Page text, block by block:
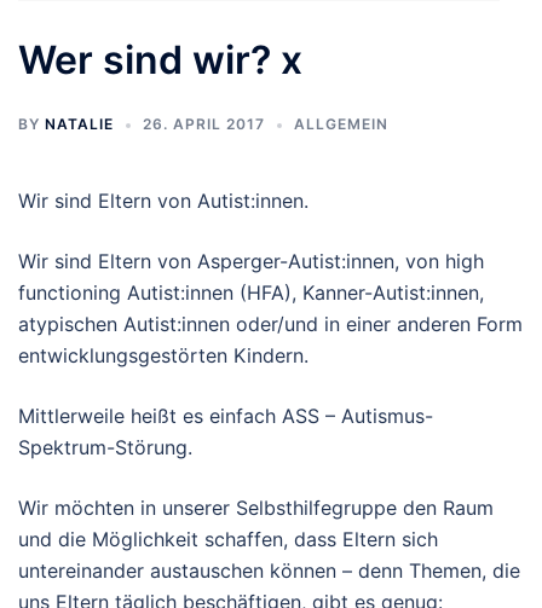
Wer sind wir? x
BY NATALIE 26. APRIL 2017 ALLGEMEIN
Wir sind Eltern von Autist:innen.
Wir sind Eltern von Asperger-Autist:innen, von high
functioning Autist:innen (HFA), Kanner-Autist:innen,
atypischen Autist:innen oder/und in einer anderen Form
entwicklungsgestörten Kindern.
Mittlerweile heißt es einfach ASS – Autismus-
Spektrum-Störung.
Wir möchten in unserer Selbsthilfegruppe den Raum
und die Möglichkeit schaffen, dass Eltern sich
untereinander austauschen können – denn Themen, die
uns Eltern täglich beschäftigen, gibt es genug: